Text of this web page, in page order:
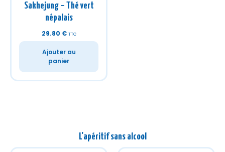
Sakhejung – Thé vert
népalais
29.80 € TTC
Ajouter au
panier
L'apéritif sans alcool